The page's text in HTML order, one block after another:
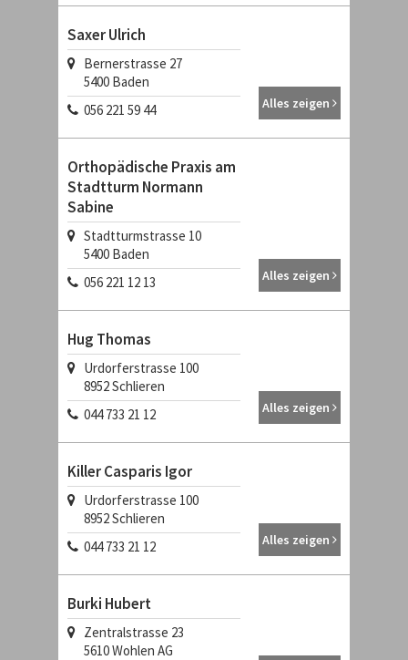
Saxer Ulrich
Bernerstrasse 27
5400 Baden
056 221 59 44
Alles zeigen
Orthopädische Praxis am
Stadtturm Normann
Sabine
Stadtturmstrasse 10
5400 Baden
056 221 12 13
Alles zeigen
Hug Thomas
Urdorferstrasse 100
8952Schlieren
044 733 21 12
Alles zeigen
Killer Casparis Igor
Urdorferstrasse 100
8952Schlieren
044 733 21 12
Alles zeigen
Burki Hubert
Zentralstrasse 23
5610Wohlen AG